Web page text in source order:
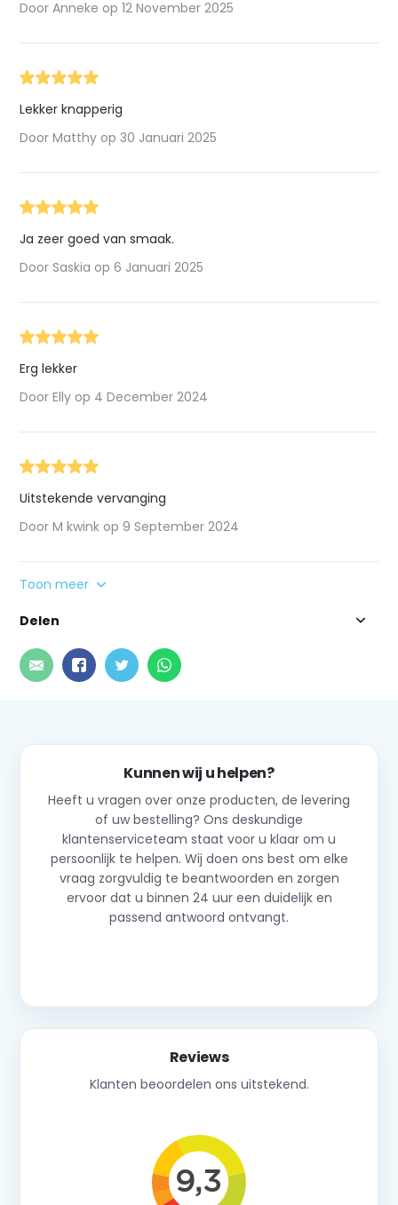
Door Anneke op 12 November 2025
Lekker knapperig
Door Matthy op 30 Januari 2025
Ja zeer goed van smaak.
Door Saskia op 6 Januari 2025
Erg lekker
Door Elly op 4 December 2024
Uitstekende vervanging
Door M kwink op 9 September 2024
Toon meer
Delen
Kunnen wij u helpen?
Heeft u vragen over onze producten, de levering
of uw bestelling? Ons deskundige
klantenserviceteam staat voor u klaar om u
persoonlijk te helpen. Wij doen ons best om elke
vraag zorgvuldig te beantwoorden en zorgen
ervoor dat u binnen 24 uur een duidelijk en
passend antwoord ontvangt.
Reviews
Klanten beoordelen ons uitstekend.